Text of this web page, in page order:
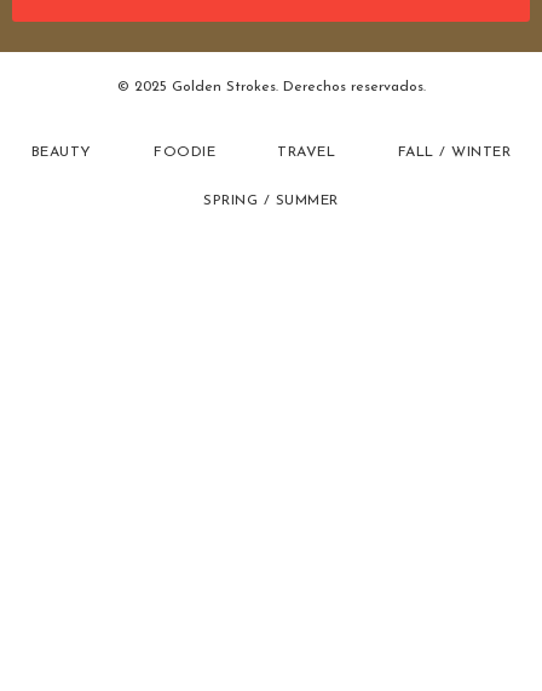
© 2025 Golden Strokes. Derechos reservados.
BEAUTY FOODIE TRAVEL FALL / WINTER
SPRING / SUMMER